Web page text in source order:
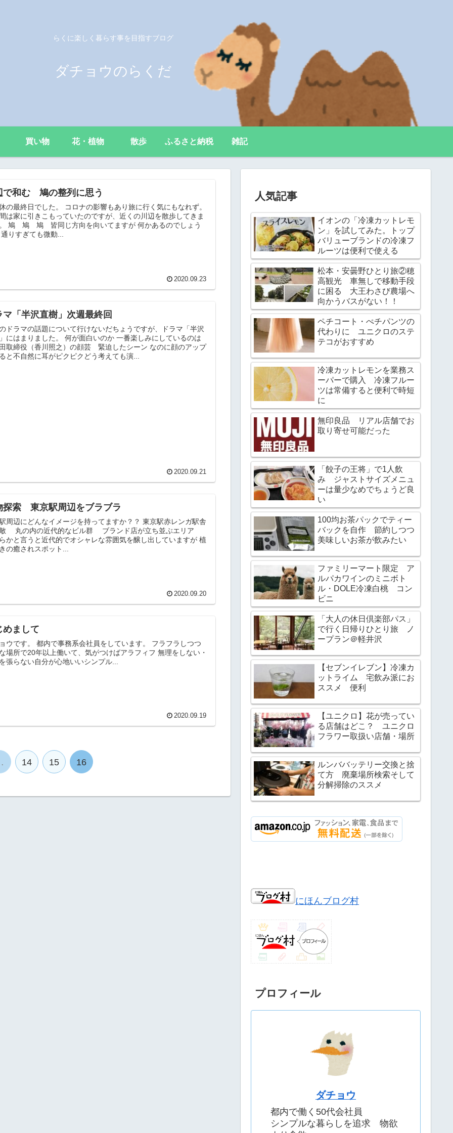
らくに楽しく暮らす事を目指すブログ
ダチョウのらくだ
買い物 花・植物 散歩 ふるさと納税 雑記
で和む 鳩の整列に思う
の最終日でした。 コロナの影響もあり旅に行く気にもなれず。
は家に引きこもっていたのですが、近くの川辺を散歩してきま
鳩 鳩 鳩 皆同じ方向を向いてますが 何かあるのでしょう
りすぎても微動...
2020.09.23
マ「半沢直樹」次週最終回
ドラマの話題について行けないだちょうですが、ドラマ「半沢
にはまりました。 何が面白いのか 一番楽しみにしているのは
取締役（香川照之）の顔芸 緊迫したシーン なのに顔のアップ
と不自然に耳がピクピクどう考えても演...
2020.09.21
探索 東京駅周辺をブラブラ
周辺にどんなイメージを持ってますか？？ 東京駅赤レンガ駅舎
丸の内の近代的なビル群 ブランド店が立ち並ぶエリア
かと言うと近代的でオシャレな雰囲気を醸し出していますが 植
の癒されスポット...
2020.09.20
めまして
ウです。 都内で事務系会社員をしています。 フラフラしつつ
場所で20年以上働いて、気がつけばアラフィフ 無理をしない・
張らない自分が心地いいシンプル...
2020.09.19
14 15 16
人気記事
イオンの「冷凍カットレモ
ン」を試してみた。トップ
バリューブランドの冷凍フ
ルーツは便利で使える
松本・安曇野ひとり旅②穂
高観光 車無しで移動手段
に困る 大王わさび農場へ
向かうバスがない！！
ペチコート・ぺチパンツの
代わりに ユニクロのステ
テコがおすすめ
冷凍カットレモンを業務ス
ーパーで購入 冷凍フルー
ツは常備すると便利で時短
に
無印良品 リアル店舗でお
取り寄せ可能だった
「餃子の王将」で1人飲
み ジャストサイズメニュ
ーは量少なめでちょうど良
い
100均お茶パックでティー
バックを自作 節約しつつ
美味しいお茶が飲みたい
ファミリーマート限定 ア
ルパカワインのミニボト
ル・DOLE冷凍白桃 コン
ビニ
「大人の休日倶楽部パス」
で行く日帰りひとり旅 ノ
ープラン＠軽井沢
【セブンイレブン】冷凍カ
ットライム 宅飲み派にお
ススメ 便利
【ユニクロ】花が売ってい
る店舗はどこ？ ユニクロ
フラワー取扱い店舗・場所
ルンババッテリー交換と捨
て方 廃棄場所検索そして
分解掃除のススメ
にほんブログ村
プロフィール
ダチョウ
都内で働く50代会社員
シンプルな暮らしを追求 物欲